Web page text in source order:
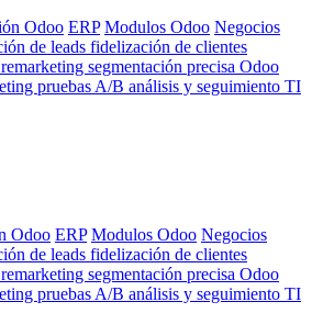
Odoo ERP Modulos Odoo Negocios
de leads fidelización de clientes
segmentación precisa Odoo
pruebas A/B análisis y seguimiento TI
Odoo ERP Modulos Odoo Negocios
de leads fidelización de clientes
segmentación precisa Odoo
pruebas A/B análisis y seguimiento TI